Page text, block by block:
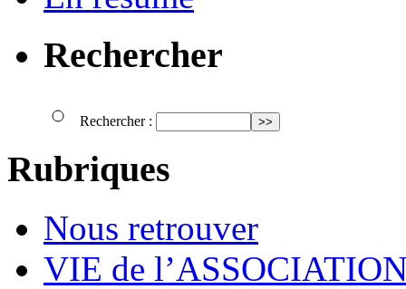
Rechercher
Rechercher :
Rubriques
Nous retrouver
VIE de